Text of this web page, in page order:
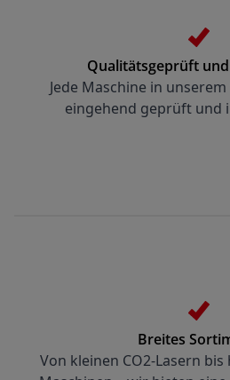
Qualitätsgeprüft
Jede Maschine in
eingehend geprüft und
Breites
Von kleinen CO2-Lasern